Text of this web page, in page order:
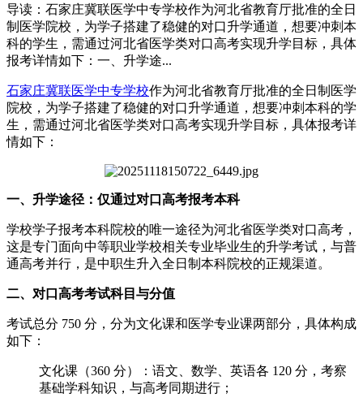
导读：石家庄冀联医学中专学校作为河北省教育厅批准的全日
制医学院校，为学子搭建了稳健的对口升学通道，想要冲刺本
科的学生，需通过河北省医学类对口高考实现升学目标，具体
报考详情如下：一、升学途...
石家庄冀联医学中专学校作为河北省教育厅批准的全日制医学
院校，为学子搭建了稳健的对口升学通道，想要冲刺本科的学
生，需通过河北省医学类对口高考实现升学目标，具体报考详
情如下：
一、升学途径：仅通过对口高考报考本科
学校学子报考本科院校的唯一途径为河北省医学类对口高考，
这是专门面向中等职业学校相关专业毕业生的升学考试，与普
通高考并行，是中职生升入全日制本科院校的正规渠道。
二、对口高考考试科目与分值
考试总分 750 分，分为文化课和医学专业课两部分，具体构成
如下：
文化课（360 分）：语文、数学、英语各 120 分，考察
基础学科知识，与高考同期进行；